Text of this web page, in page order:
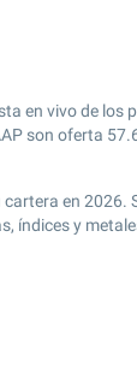
en vivo de los
son oferta
en 2026.
índices y